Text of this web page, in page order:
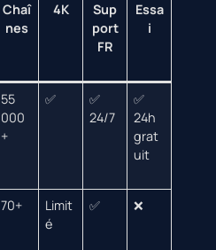
Chaî
nes
4K
Sup
port
FR
Essa
i
55
000
+
✅
✅
24/7
✅
24h
grat
uit
70+
Limit
é
✅ ❌